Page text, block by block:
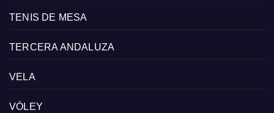
TENIS DE MESA
TERCERA ANDALUZA
VELA
VÓLEY